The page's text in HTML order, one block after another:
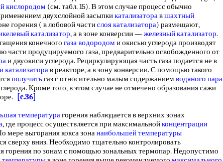
кислородом (см. табл. 15). В этом случае процесс обычно
двухслойной засыпкикатализаторавшахтный
горения ( в лобовой частислоя катализатора) размещают,
катализатор, а в зоне конверсии —железный катализатор.
конечного газа водородом и окисью углерода производят
части продуцируемого газа, предварительно освобожденного от
и двуокиси углерода. Рециркулирующая часть газа подается не в
катализаторав реакторе, а в зону конверсии. С помощью такого
получитьгаз с относительно малым содержанием водяного пара
Кроме того, в этом случае не отмечено образования сажи
[c.36]
температурагорения наблюдается в верхних зонах
, где процесс осуществляется при максимальнойконцентрации
мере выгорания кокса зонанаибольшей температуры
сверху вниз. Необходимо тщательно контролировать
горения по зонам с помощью зональных термопар. Недопустимо